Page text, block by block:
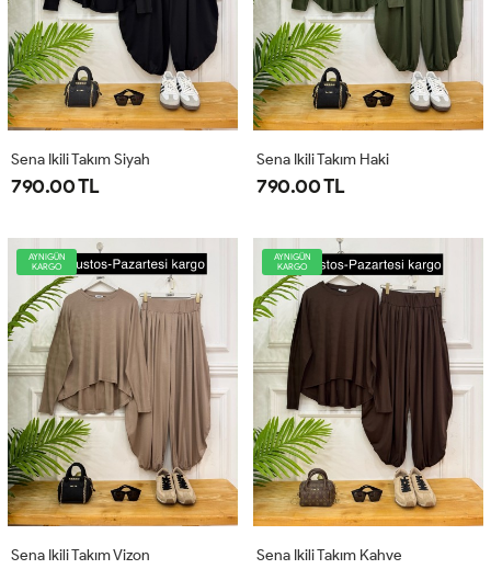
Sena Ikili Takım Siyah
790.00 TL
Sena Ikili Takım Haki
790.00 TL
AYNIGÜN
KARGO
Sena Ikili Takım Vizon
AYNIGÜN
KARGO
Sena Ikili Takım Kahve